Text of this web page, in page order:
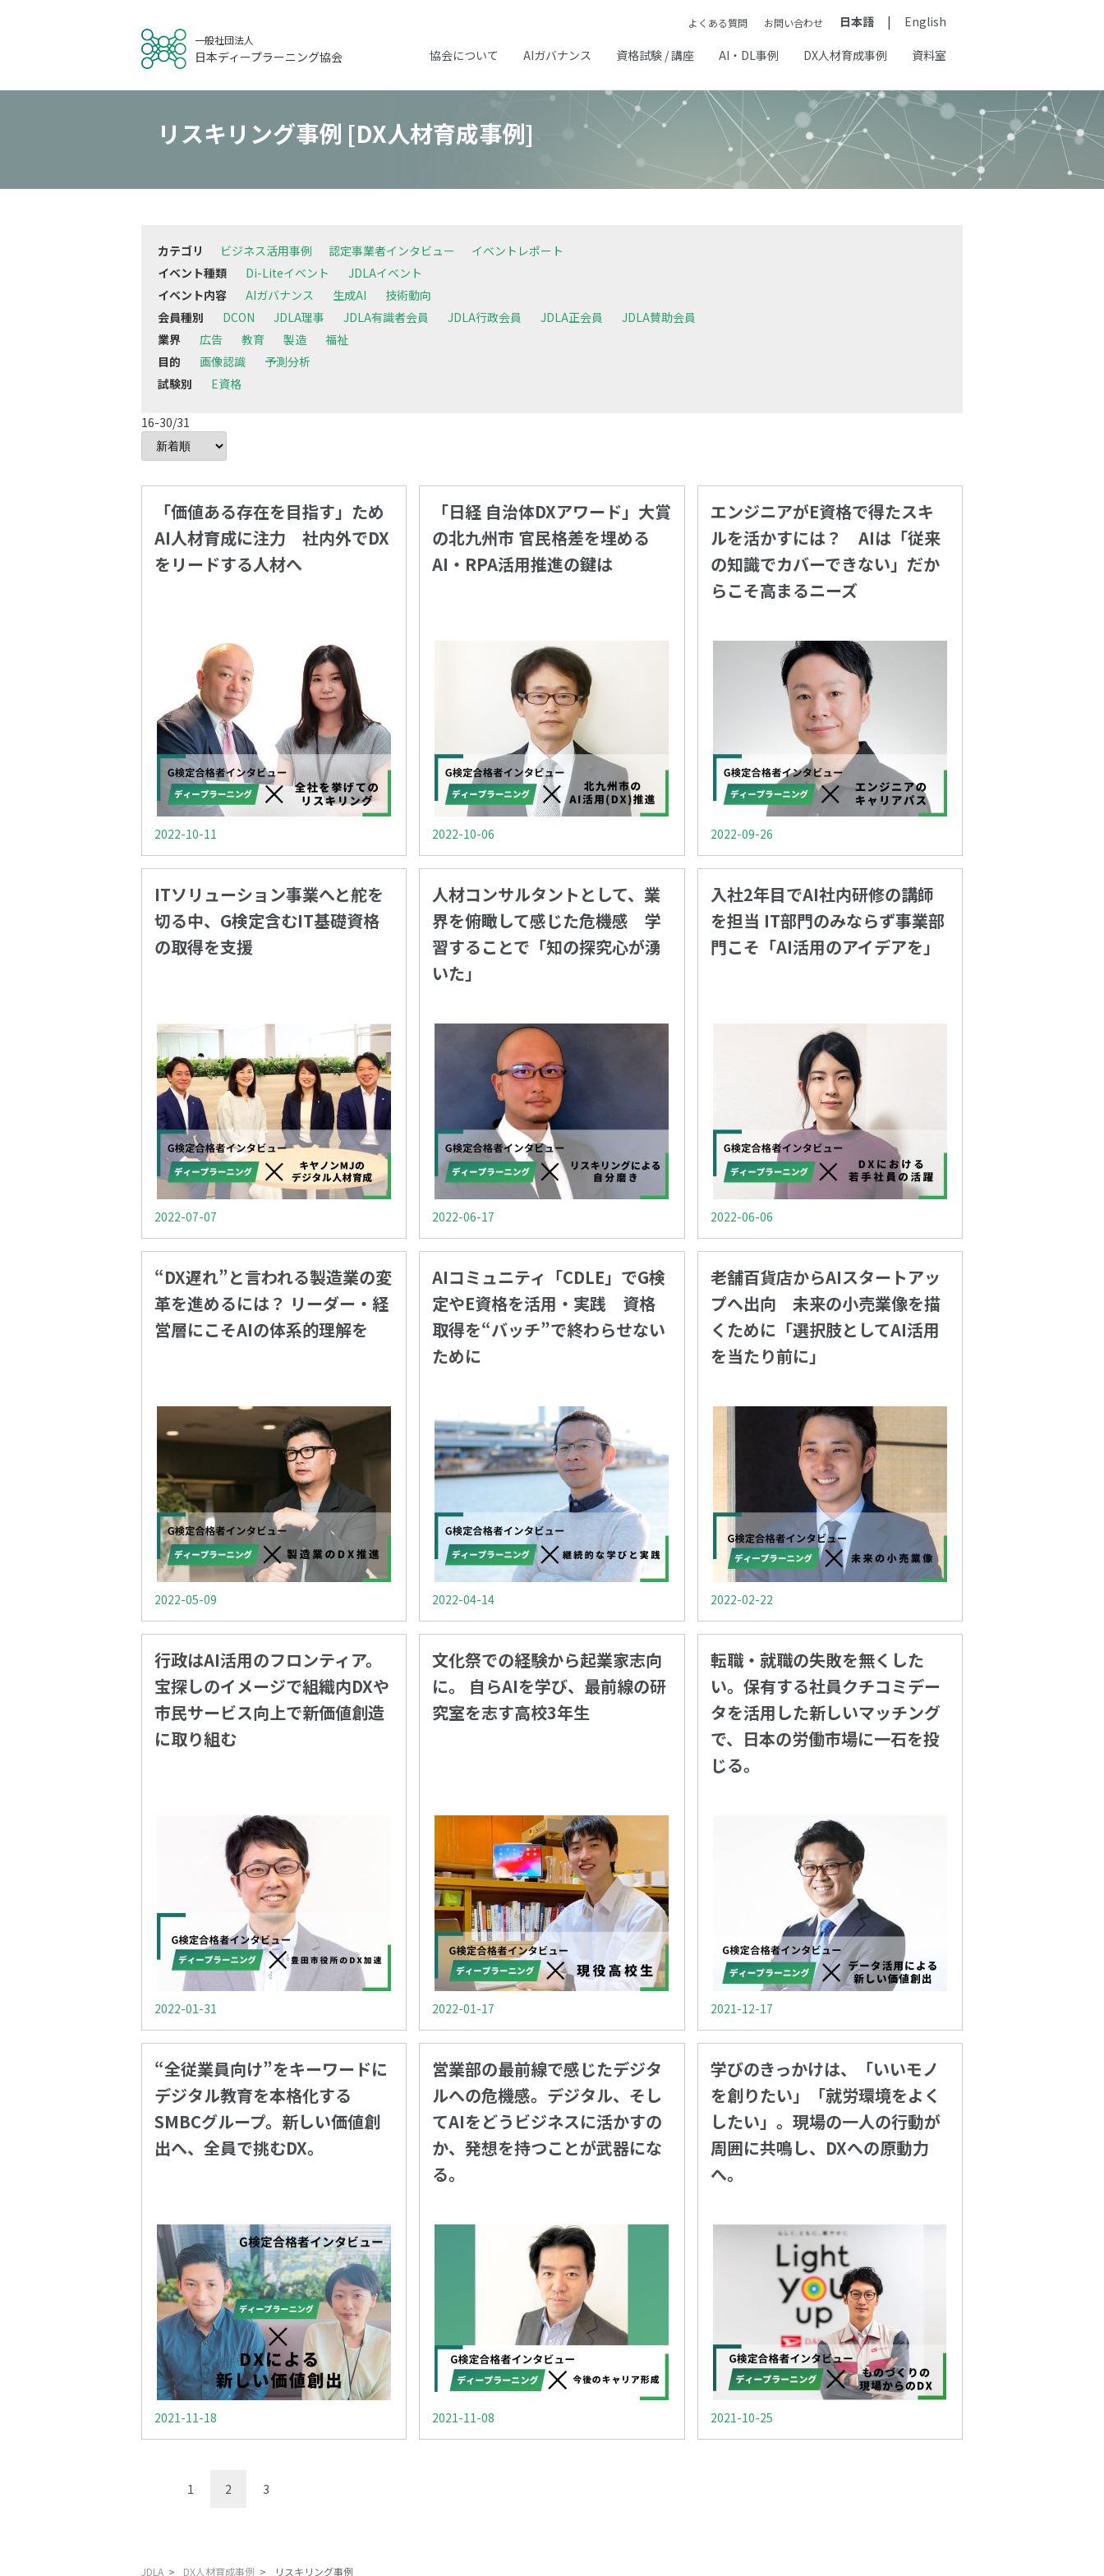
一般社団法人
日本ディープラーニング協会
よくある質問 お問い合わせ 日本語 English
協会について AIガバナンス 資格試験 / 講座 AI・DL事例 DX人材育成事例 資料室
リスキリング事例 [DX人材育成事例]
カテゴリ ビジネス活用事例 認定事業者インタビュー
イベントレポート
イベント種類
Di-Liteイベント
JDLAイベント
イベント内容
AIガバナンス 生成AI
技術動向
会員種別
DCON JDLA理事 JDLA有識者会員 JDLA行政会員 JDLA正会員
JDLA賛助会員
業界
広告 教育 製造
福祉
目的
画像認識
予測分析
試験別
E資格
16-30/31
「価値ある存在を目指す」ため
AI人材育成に注力 社内外でDX
をリードする人材へ
2022-10-11
「日経 自治体DXアワード」大賞
の北九州市 官民格差を埋める
AI・RPA活用推進の鍵は
2022-10-06
エンジニアがE資格で得たスキ
ルを活かすには？ AIは「従来
の知識でカバーできない」だか
らこそ高まるニーズ
2022-09-26
ITソリューション事業へと舵を
切る中、G検定含むIT基礎資格
の取得を支援
2022-07-07
人材コンサルタントとして、業
界を俯瞰して感じた危機感 学
習することで「知の探究心が湧
いた」
2022-06-17
入社2年目でAI社内研修の講師
を担当 IT部門のみならず事業部
門こそ「AI活用のアイデアを」
2022-06-06
“DX遅れ”と言われる製造業の変
革を進めるには？ リーダー・経
営層にこそAIの体系的理解を
2022-05-09
AIコミュニティ「CDLE」でG検
定やE資格を活用・実践 資格
取得を“バッチ”で終わらせない
ために
2022-04-14
老舗百貨店からAIスタートアッ
プへ出向 未来の小売業像を描
くために「選択肢としてAI活用
を当たり前に」
2022-02-22
行政はAI活用のフロンティア。
宝探しのイメージで組織内DXや
市民サービス向上で新価値創造
に取り組む
2022-01-31
文化祭での経験から起業家志向
に。 自らAIを学び、最前線の研
究室を志す高校3年生
2022-01-17
転職・就職の失敗を無くした
い。保有する社員クチコミデー
タを活用した新しいマッチング
で、日本の労働市場に一石を投
じる。
2021-12-17
“全従業員向け”をキーワードに
デジタル教育を本格化する
SMBCグループ。新しい価値創
出へ、全員で挑むDX。
2021-11-18
営業部の最前線で感じたデジタ
ルへの危機感。デジタル、そし
てAIをどうビジネスに活かすの
か、発想を持つことが武器にな
る。
2021-11-08
学びのきっかけは、「いいモノ
を創りたい」「就労環境をよく
したい」。現場の一人の行動が
周囲に共鳴し、DXへの原動力
へ。
2021-10-25
1 2 3
JDLA > DX人材育成事例 > リスキリング事例